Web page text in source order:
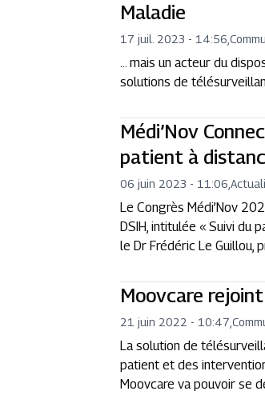
Maladie
17 juil. 2023 - 14:56 ,
… mais un acteur du
solutions de
Médi’Nov
patient à
06 juin 2023 - 11:06 ,
Le Congrès Médi’Nov
DSIH, intitulée « Suivi du
le Dr Frédéric Le Guillou,
Moovcare
21 juin 2022 - 10:47 ,
La solution de
patient et des
Moovcare va pouvoir se